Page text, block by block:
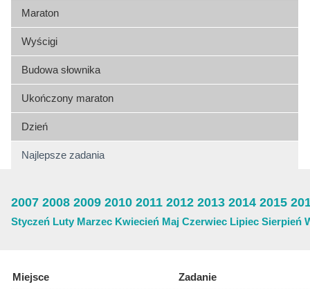
Maraton
Wyścigi
Budowa słownika
Ukończony maraton
Dzień
Najlepsze zadania
2007 2008 2009 2010 2011 2012 2013 2014 2015
Styczeń Luty Marzec Kwiecień Maj Czerwiec Lipiec Sierpień
Miejsce Zadanie